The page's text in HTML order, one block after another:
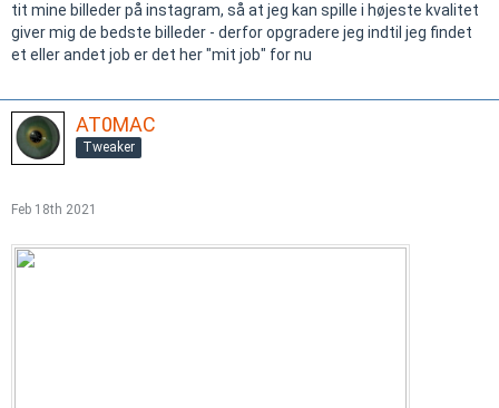
tit mine billeder på instagram, så at jeg kan spille i højeste kvalitet
giver mig de bedste billeder - derfor opgradere jeg indtil jeg findet
et eller andet job er det her "mit job" for nu
AT0MAC
Tweaker
Feb 18th 2021